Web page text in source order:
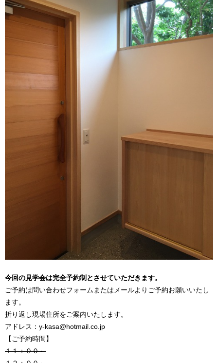
今回の見学会は完全予約制とさせていただきます。
ご予約は問い合わせフォームまたはメールよりご予約お願いいたし
ます。
折り返し現場住所をご案内いたします。
アドレス：y-kasa@hotmail.co.jp
【ご予約時間】
１１：００～